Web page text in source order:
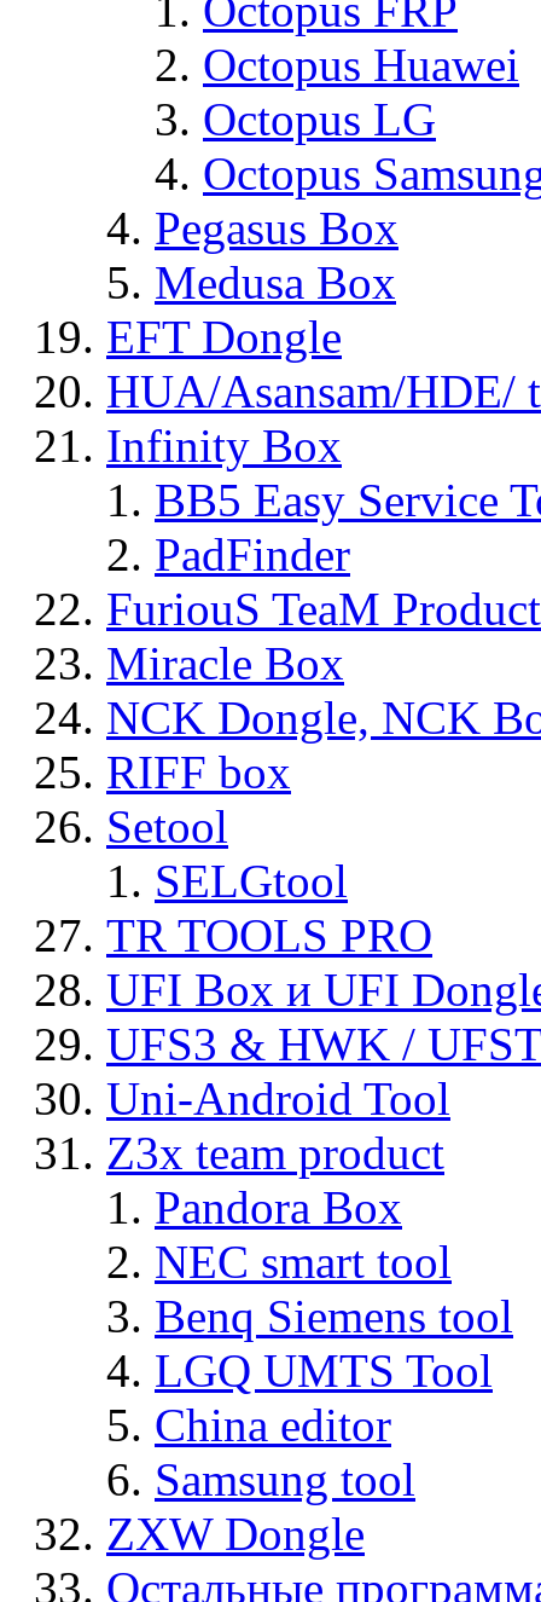
Octopus Huawei
Octopus LG
Octopus
Pegasus Box
Medusa Box
EFT Dongle
HUA/Asansam/HDE/
Infinity Box
BB5 Easy Service
PadFinder
FuriouS TeaM
Miracle Box
NCK Dongle, NCK
RIFF box
Setool
SELGtool
TR TOOLS PRO
UFI Box и UFI
UFS3 & HWK /
Uni-Android Tool
Z3x team product
Pandora Box
NEC smart tool
Benq Siemens tool
LGQ UMTS Tool
China editor
Samsung tool
ZXW Dongle
Остальные